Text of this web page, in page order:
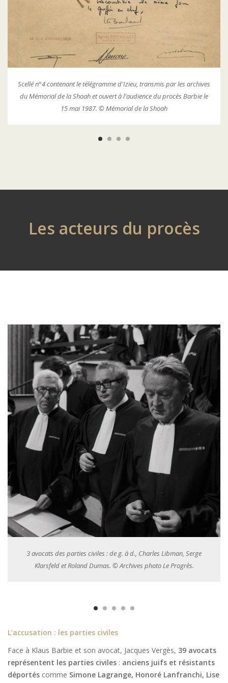
Copie du mandat d’arrêt international émis par le juge d’instruction
Christian Riss le 3 novembre 1982 à l’encontre de Klaus Barbie. ©
Archives départementales du Rhône, Lyon
Les acteurs du procès
Me Jacques Vergès parlant aux médias lors du procès Klaus Barbie
en 1987. © Archives photo Le Progrès.
L’accusation : les parties civiles
Face à Klaus Barbie et son avocat, Jacques Vergès, 39 avocats
représentent les parties civiles : anciens juifs et résistants
déportés comme Simone Lagrange, Honoré Lanfranchi, Lise